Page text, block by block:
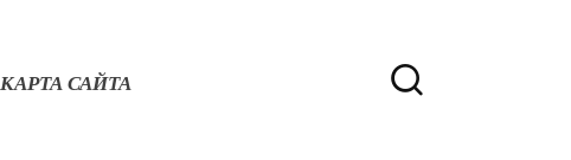
КАРТА САЙТА